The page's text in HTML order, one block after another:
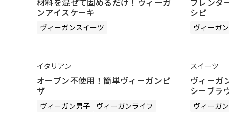
ンアイスケーキ
ヴィーガンスイーツ
シピ
ヴィーガ
イタリアン
オーブン不使用！簡単ヴィーガンピ
ザ
ヴィーガン男子 ヴィーガンライフ
スイーツ
ヴィーガ
シーブラ
ヴィーガ